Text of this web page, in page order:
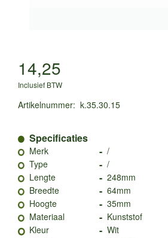
14,25
Inclusief BTW
Artikelnummer: k.35.30.15
Specificaties
Merk - /
Type
- /
Lengte
- 248mm
Breedte
- 64mm
Hoogte
- 35mm
Materiaal
- Kunststof
Kleur
- Wit